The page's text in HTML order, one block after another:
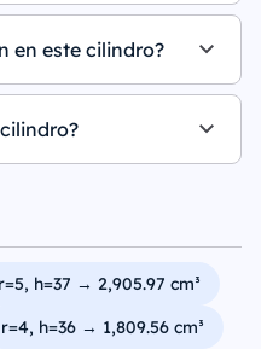
en este cilindro?
r=5, h=37 → 2,905.97 cm³
r=4, h=36 → 1,809.56 cm³